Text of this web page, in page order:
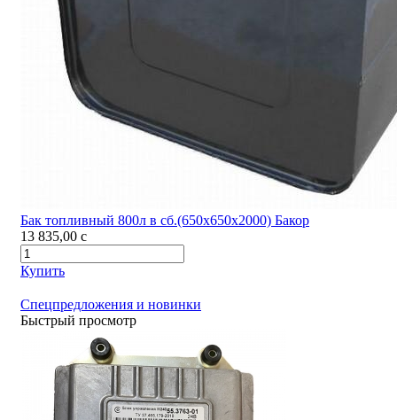
Бак топливный 800л в сб.(650х650х2000) Бакор
13 835,00 c
Купить
Спецпредложения и новинки
Быстрый просмотр